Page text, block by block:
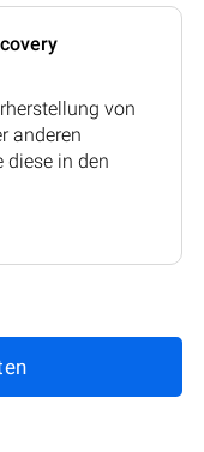
von
anderen
diese in den